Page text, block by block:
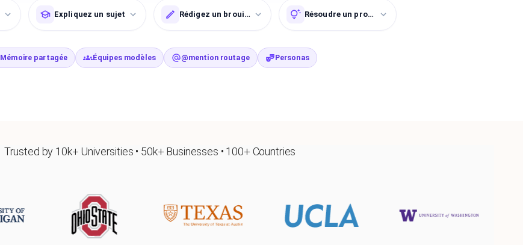
Expliquez un sujet Rédigez un brouillon Résoudre un problème
Mémoire partagée Équipes modèles @mention routage Personas
Trusted by 10k+ Universities • 50k+ Businesses • 100+ Countries